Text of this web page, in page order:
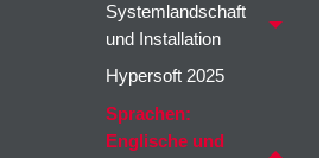
Systemlandschaft
und Installation
Hypersoft 2025
Sprachen:
Englische und